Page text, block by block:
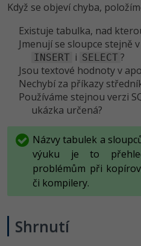
Když se objeví chyba,
Existuje tabulka, nad
Jmenují se sloupce stejně v
INSERT i SELECT ?
Jsou textové hodnoty v
Nechybí za příkazy
Používáme stejnou verzi
ukázka určená?
Názvy tabulek a
výuku je to
problémům při
či kompilery.
Shrnutí